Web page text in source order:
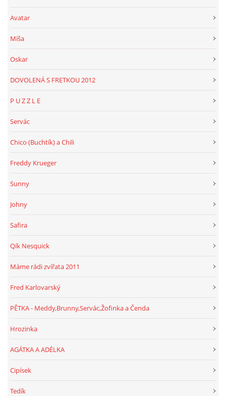
Avatar
Míša
Oskar
DOVOLENÁ S FRETKOU 2012
P U Z Z L E
Servác
Chico (Buchtík) a Chili
Freddy Krueger
Sunny
Johny
Safira
Qík Nesquick
Máme rádi zvířata 2011
Fred Karlovarský
PĚTKA - Meddy,Brunny,Servác,Žofinka a Čenda
Hrozinka
AGÁTKA A ADÉLKA
Cipísek
Tedík